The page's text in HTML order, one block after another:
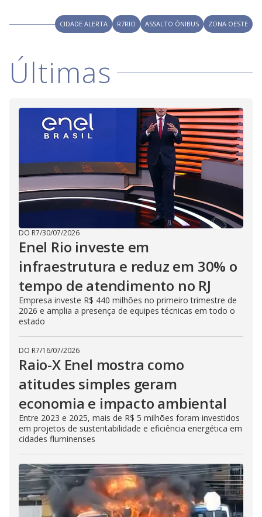
V
o
CIDADE ALERTA R7RIO ASSALTO ÔNIBUS ZONA OESTE
Últimas
DO R7/30/07/2026
Enel Rio investe em
infraestrutura e reduz em 30% o
tempo de atendimento no RJ
Empresa investe R$ 440 milhões no primeiro trimestre de
2026 e amplia a presença de equipes técnicas em todo o
estado
DO R7/16/07/2026
Raio-X Enel mostra como
atitudes simples geram
economia e impacto ambiental
Entre 2023 e 2025, mais de R$ 5 milhões foram investidos
em projetos de sustentabilidade e eficiência energética em
cidades fluminenses